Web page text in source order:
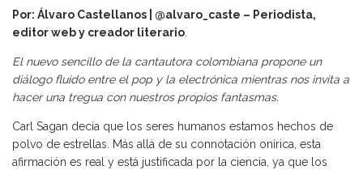
Por: Álvaro Castellanos | @alvaro_caste – Periodista,
editor web y creador literario
El nuevo sencillo de la cantautora colombiana propone un
diálogo fluido entre el pop y la electrónica mientras nos invita a
hacer una tregua con nuestros propios fantasmas.
Carl Sagan decía que los seres humanos estamos hechos de
polvo de estrellas. Más allá de su connotación onírica, esta
afirmación es real y está justificada por la ciencia, ya que los